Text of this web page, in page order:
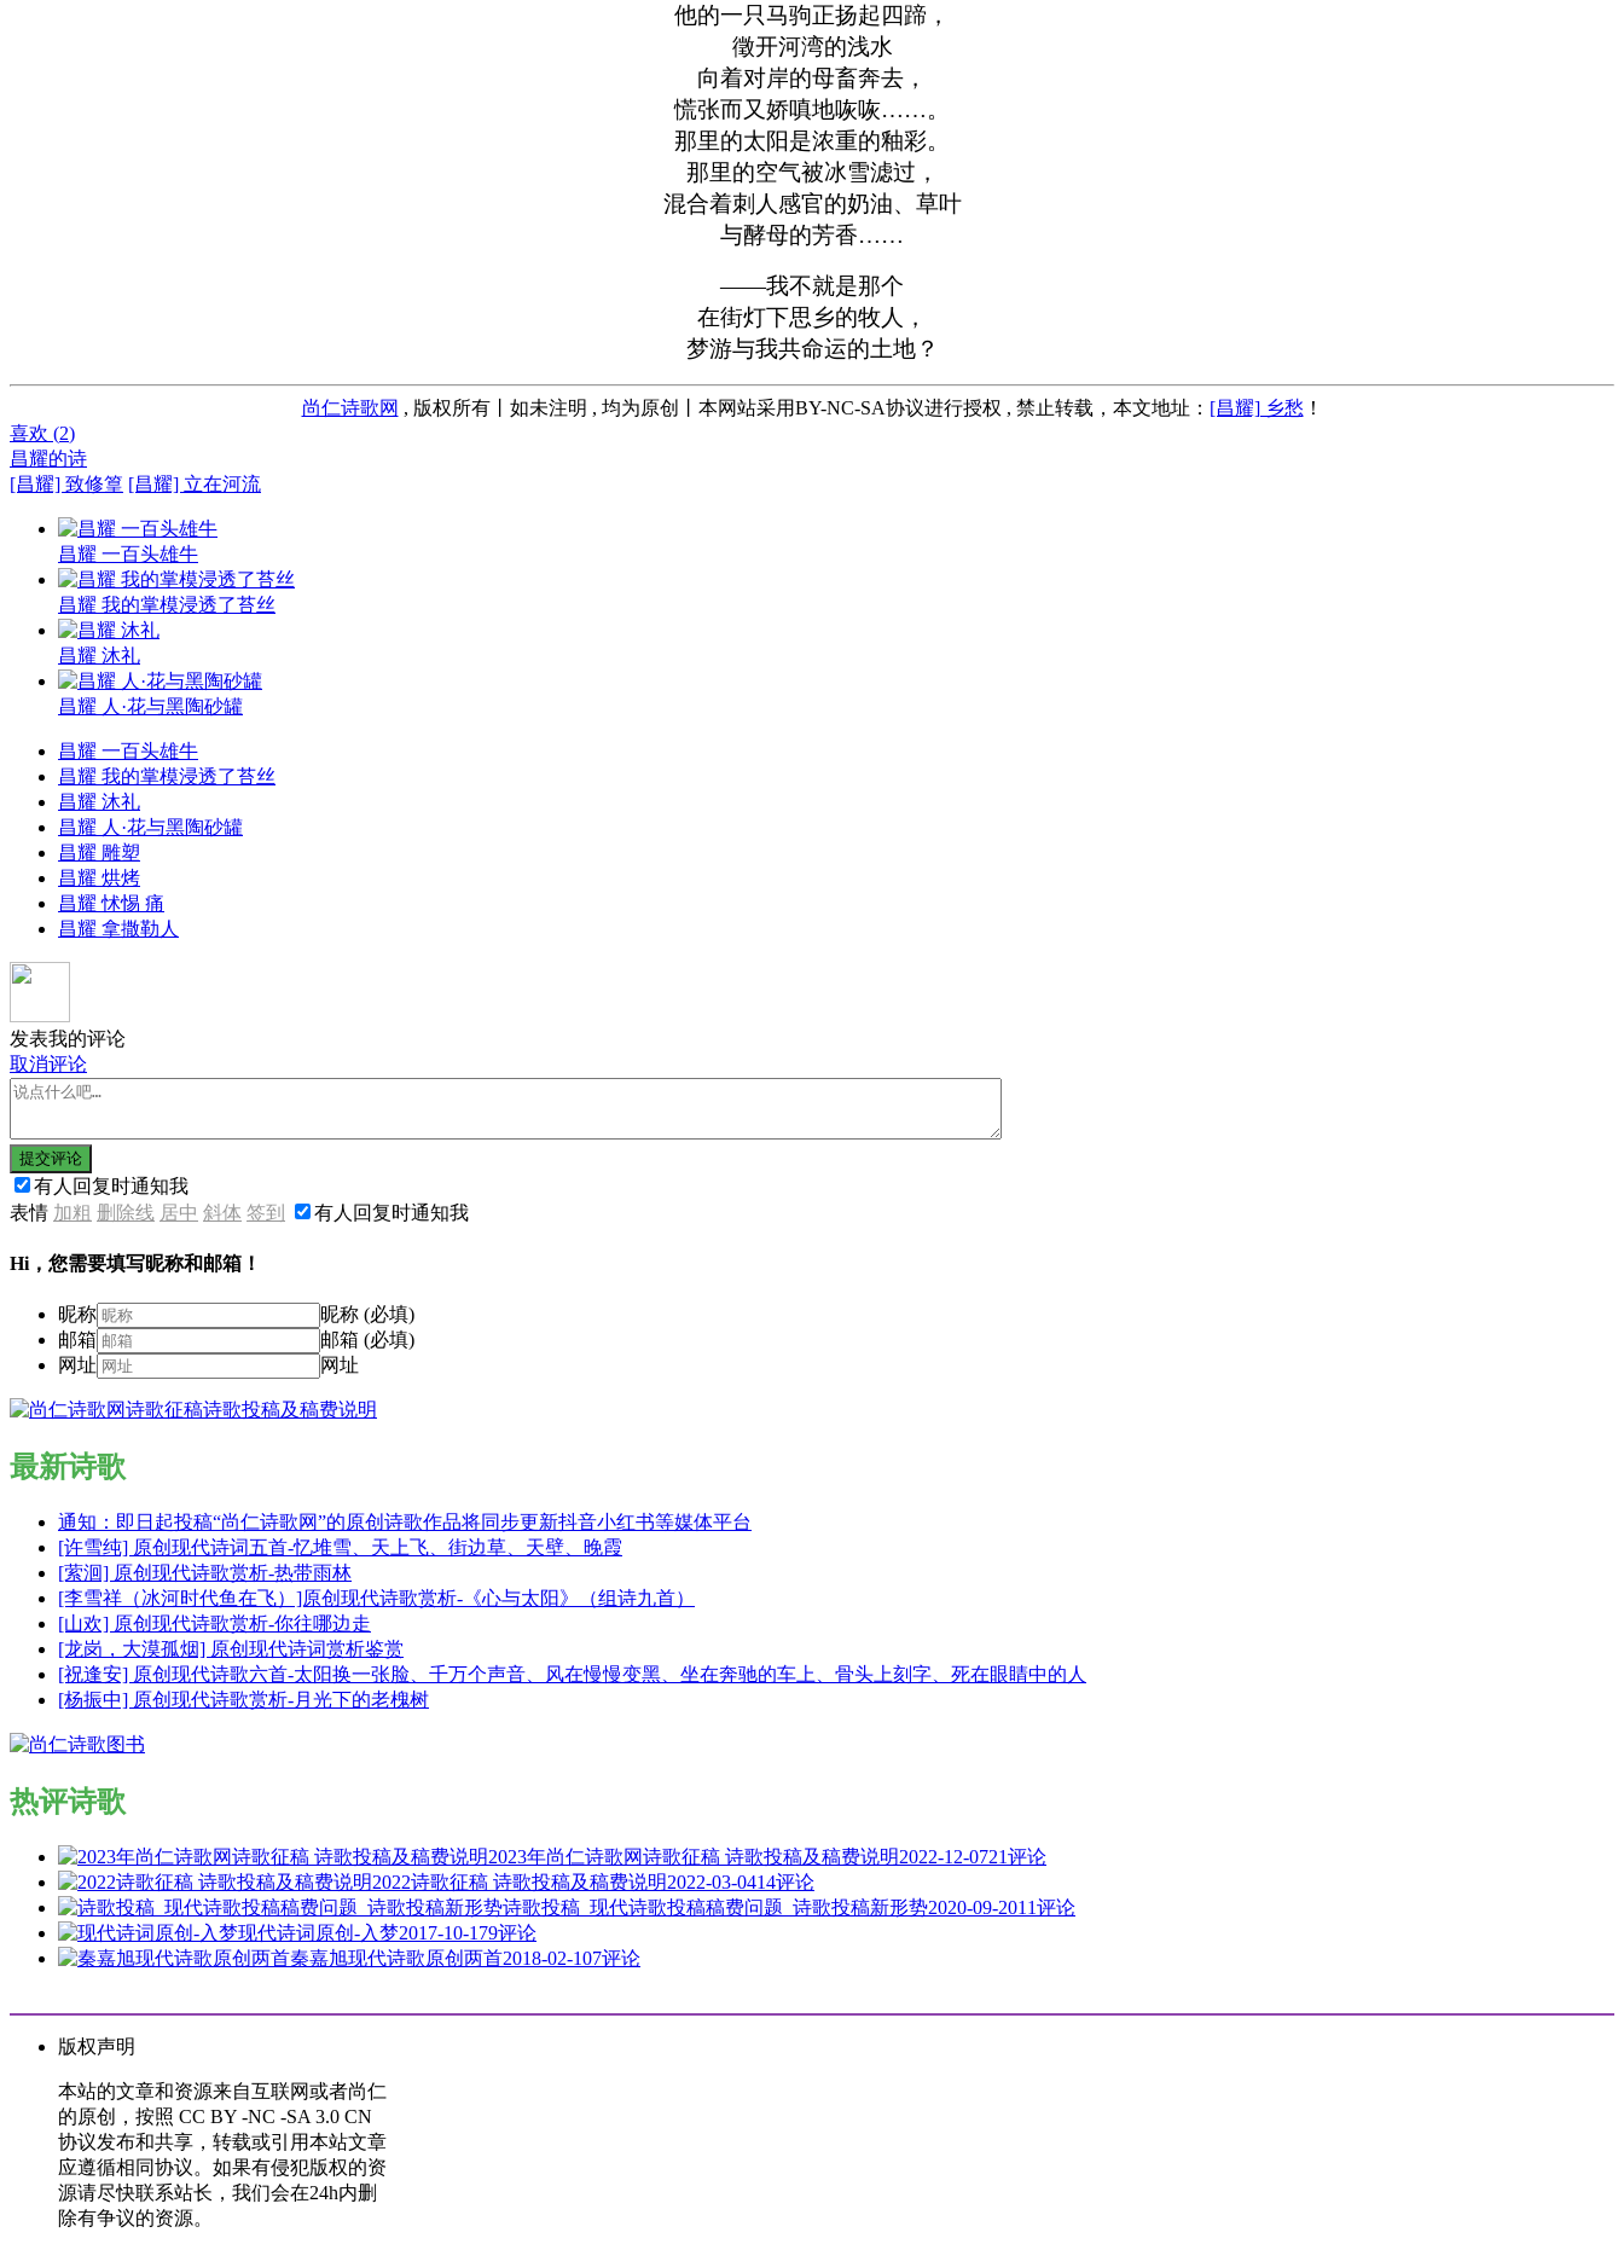
他的一只马驹正扬起四蹄，
徵开河湾的浅水
向着对岸的母畜奔去，
慌张而又娇嗔地咴咴……。
那里的太阳是浓重的釉彩。
那里的空气被冰雪滤过，
混合着刺人感官的奶油、草叶
与酵母的芳香……
——我不就是那个
在街灯下思乡的牧人，
梦游与我共命运的土地？
尚仁诗歌网 , 版权所有丨如未注明 , 均为原创丨本网站采用BY-NC-SA协议进行授权 , 禁止转载，本文地址： [昌耀] 乡愁 ！
喜欢 (2)
昌耀的诗
[昌耀] 致修篁 [昌耀] 立在河流
昌耀 一百头雄牛
昌耀 我的掌模浸透了苔丝
昌耀 沐礼
昌耀 人·花与黑陶砂罐
昌耀 一百头雄牛
昌耀 我的掌模浸透了苔丝
昌耀 沐礼
昌耀 人·花与黑陶砂罐
昌耀 雕塑
昌耀 烘烤
昌耀 怵惕 痛
昌耀 拿撒勒人
发表我的评论
取消评论
提交评论
有人回复时通知我
表情 加粗 删除线 居中 斜体 签到 有人回复时通知我
Hi，您需要填写昵称和邮箱！
昵称
昵称 (必填)
邮箱
邮箱 (必填)
网址
网址
最新诗歌
通知：即日起投稿“尚仁诗歌网”的原创诗歌作品将同步更新抖音小红书等媒体平台
[许雪纯] 原创现代诗词五首-忆堆雪、天上飞、街边草、天壁、晚霞
[萦洄] 原创现代诗歌赏析-热带雨林
[李雪祥（冰河时代鱼在飞）]原创现代诗歌赏析-《心与太阳》（组诗九首）
[山欢] 原创现代诗歌赏析-你往哪边走
[龙岗，大漠孤烟] 原创现代诗词赏析鉴赏
[祝逢安] 原创现代诗歌六首-太阳换一张脸、千万个声音、风在慢慢变黑、坐在奔驰的车上、骨头上刻字、死在眼睛中的人
[杨振中] 原创现代诗歌赏析-月光下的老槐树
热评诗歌
2023年尚仁诗歌网诗歌征稿 诗歌投稿及稿费说明2022-12-0721评论
2022诗歌征稿 诗歌投稿及稿费说明2022-03-0414评论
诗歌投稿_现代诗歌投稿稿费问题_诗歌投稿新形势2020-09-2011评论
现代诗词原创-入梦2017-10-179评论
秦嘉旭现代诗歌原创两首2018-02-107评论
版权声明
本站的文章和资源来自互联网或者尚仁
的原创，按照 CC BY -NC -SA 3.0 CN
协议发布和共享，转载或引用本站文章
应遵循相同协议。如果有侵犯版权的资
源请尽快联系站长，我们会在24h内删
除有争议的资源。